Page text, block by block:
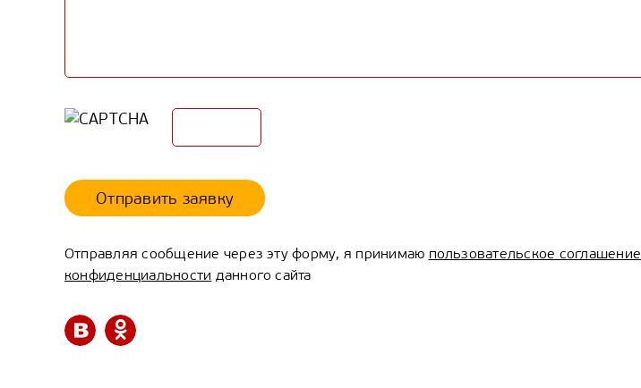
Отправить заявку
Отправляя сообщение через эту форму, я принимаю пользовательское соглашение
конфиденциальности данного сайта